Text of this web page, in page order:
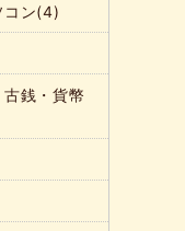
コン(4)
銭・貨幣